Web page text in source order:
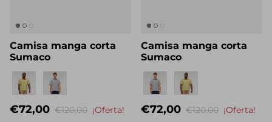
Camisa manga corta
Sumaco
Eigenname
€72,00 €120,00 ¡Oferta!
Camisa manga corta
Sumaco
Eigenname
€72,00 €120,00 ¡Oferta!